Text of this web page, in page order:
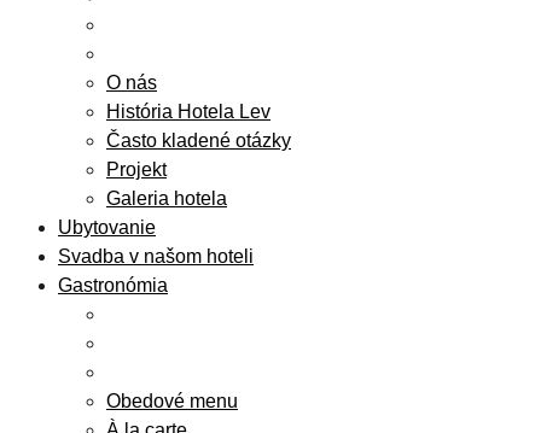
O nás
História Hotela Lev
Často kladené otázky
Projekt
Galeria hotela
Ubytovanie
Svadba v našom hoteli
Gastronómia
Obedové menu